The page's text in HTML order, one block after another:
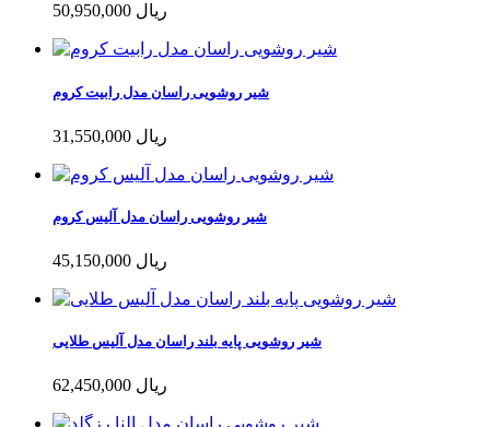
50,950,000 ریال
شیر روشویی راسان مدل رابیت کروم
31,550,000 ریال
شیر روشویی راسان مدل آلیس کروم
45,150,000 ریال
شیر روشویی پایه بلند راسان مدل آلیس طلایی
62,450,000 ریال